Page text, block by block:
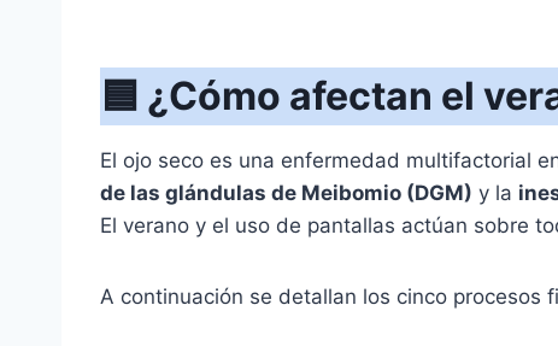
🟦 ¿Cómo afectan el
El ojo seco es una enfermedad multifactorial
de las glándulas de Meibomio (DGM) y la
El verano y el uso de pantallas actúan sobre
A continuación se detallan los cinco procesos